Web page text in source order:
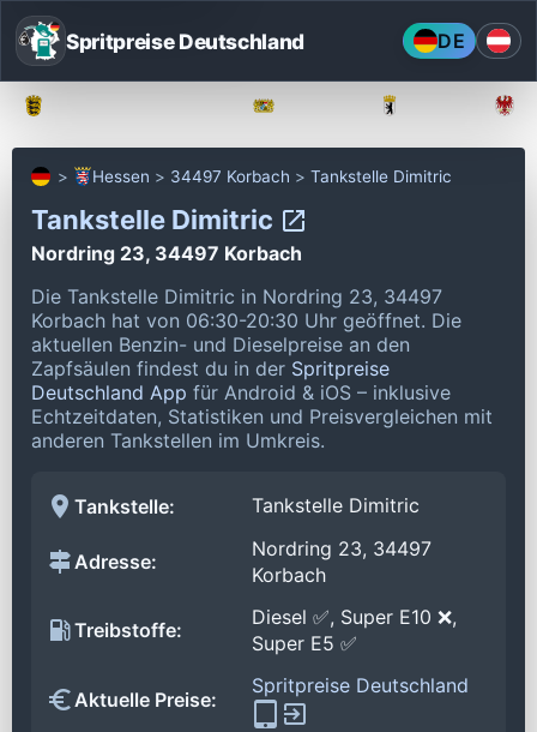
Spritpreise Deutschland DE
Hessen 34497 Korbach Tankstelle Dimitric
Tankstelle Dimitric
Nordring 23, 34497 Korbach
Die Tankstelle Dimitric in Nordring 23, 34497
Korbach hat von 06:30-20:30 Uhr geöffnet. Die
aktuellen Benzin- und Dieselpreise an den
Zapfsäulen findest du in der Spritpreise
Deutschland App für Android & iOS – inklusive
Echtzeitdaten, Statistiken und Preisvergleichen mit
anderen Tankstellen im Umkreis.
Tankstelle: Tankstelle Dimitric
Adresse:
Nordring 23, 34497
Korbach
Treibstoffe:
Diesel ✅, Super E10 ❌,
Super E5 ✅
Aktuelle Preise:
Spritpreise Deutschland